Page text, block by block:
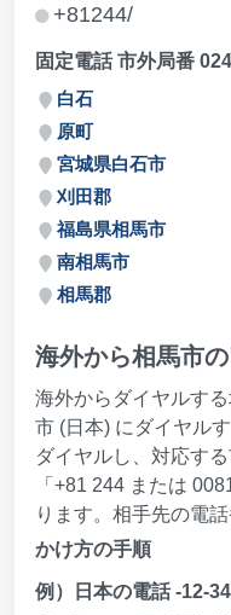
+81244/
固定電話 市外局番
白石
原町
宮城県白石市
刈田郡
福島県相馬市
南相馬市
相馬郡
海外から相馬市
海外からダイヤルす
市 (日本) にダイヤル
ダイヤルし、対応す
「+81 244 または
ります。相手先の電話
かけ方の手順
例）日本の電話 -12-